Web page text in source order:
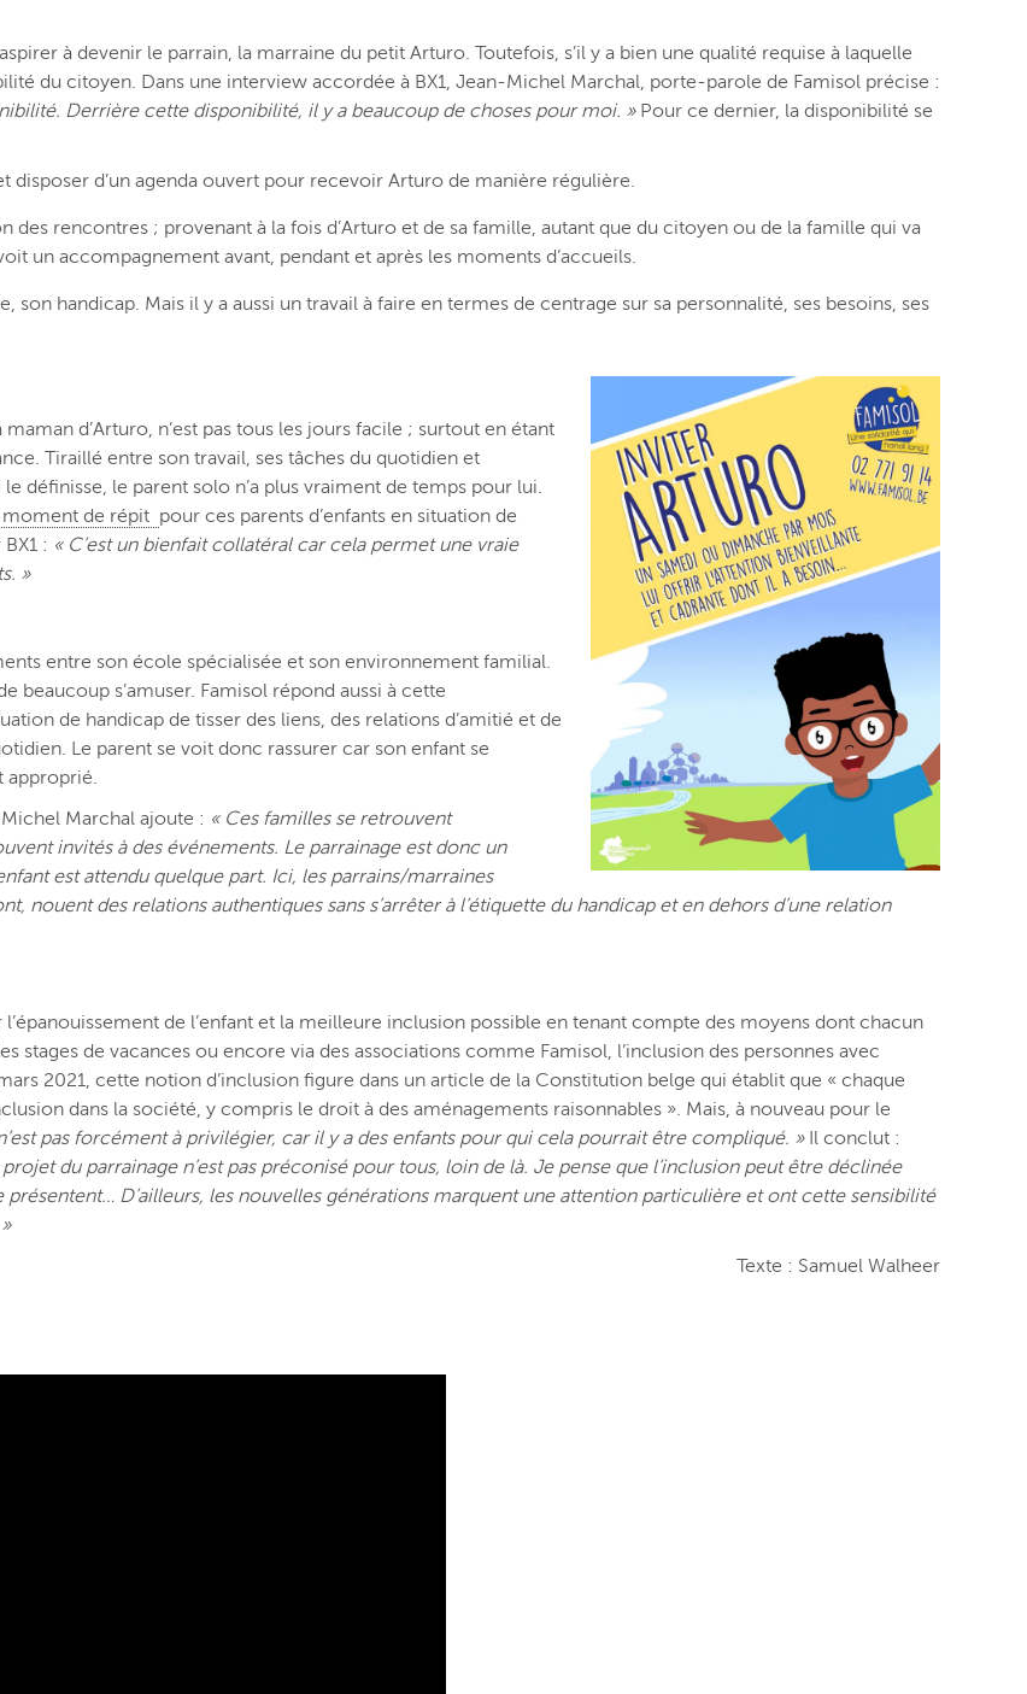
à devenir le parrain, la marraine du petit Arturo. Toutefois, s’il y a bien une qualité requise à laquelle
du citoyen. Dans une interview accordée à BX1, Jean-Michel Marchal, porte-parole de Famisol précise :
Derrière cette disponibilité, il y a beaucoup de choses pour moi. »Pour ce dernier, la disponibilité se
disposer d’un agenda ouvert pour recevoir Arturo de manière régulière.
rencontres ; provenant à la fois d’Arturo et de sa famille, autant que du citoyen ou de la famille qui va
un accompagnement avant, pendant et après les moments d’accueils.
son handicap. Mais il y a aussi un travail à faire en termes de centrage sur sa personnalité, ses besoins, ses
d’Arturo, n’est pas tous les jours facile ; surtout en étant
Tiraillé entre son travail, ses tâches du quotidien et
définisse, le parent solo n’a plus vraiment de temps pour lui.
de répit pour ces parents d’enfants en situation de
: « C’est un bienfait collatéral car cela permet une vraie
»
entre son école spécialisée et son environnement familial.
beaucoup s’amuser. Famisol répond aussi à cette
de handicap de tisser des liens, des relations d’amitié et de
Le parent se voit donc rassurer car son enfant se
approprié.
Marchal ajoute : « Ces familles se retrouvent
invités à des événements. Le parrainage est donc un
est attendu quelque part. Ici, les parrains/marraines
nouent des relations authentiques sans s’arrêter à l’étiquette du handicap et en dehors d’une relation
de l’enfant et la meilleure inclusion possible en tenant compte des moyens dont chacun
stages de vacances ou encore via des associations comme Famisol, l’inclusion des personnes avec
2021, cette notion d’inclusion figure dans un article de la Constitution belge qui établit que « chaque
dans la société, y compris le droit à des aménagements raisonnables ». Mais, à nouveau pour le
pas forcément à privilégier, car il y a des enfants pour qui cela pourrait être compliqué. »Il conclut :
du parrainage n’est pas préconisé pour tous, loin de là. Je pense que l’inclusion peut être déclinée
D’ailleurs, les nouvelles générations marquent une attention particulière et ont cette sensibilité
Texte : Samuel Walheer